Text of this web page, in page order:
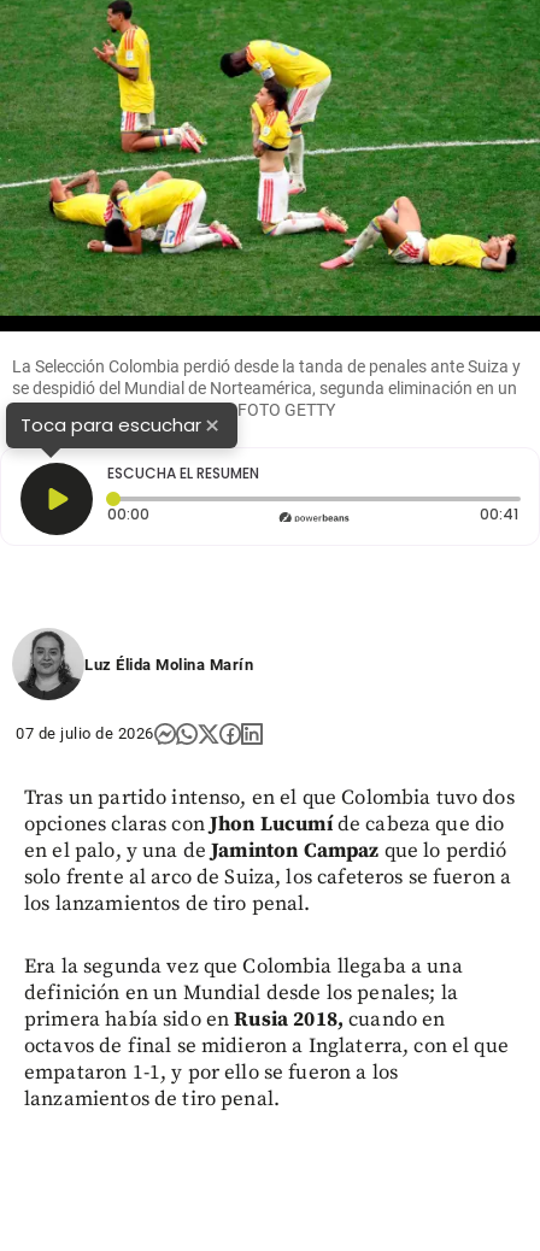
La Selección Colombia perdió desde la tanda de penales ante Suiza y
se despidió del Mundial de Norteamérica, segunda eliminación en un
mundial desde esta instancia. FOTO GETTY
Toca para escuchar×
ESCUCHA EL RESUMEN
00:00 Tiempo transcurrido: 0 segundos 00:41
Luz Élida Molina Marín
07 de julio de 2026
Tras un partido intenso, en el que Colombia tuvo dos
opciones claras conJhon Lucumíde cabeza que dio
en el palo, y una deJaminton Campaz que lo perdió
solo frente al arco de Suiza, los cafeteros se fueron a
los lanzamientos de tiro penal.
Era la segunda vez que Colombia llegaba a una
definición en un Mundial desde los penales; la
primera había sido enRusia 2018, cuando en
octavos de final se midieron a Inglaterra, con el que
empataron 1-1, y por ello se fueron a los
lanzamientos de tiro penal.